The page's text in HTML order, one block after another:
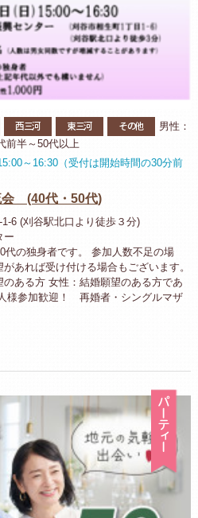
西三河 東三河 その他
男性：
前半～50代以上
～16:30（受付は開始時間の30分前
会 (40代・50代)
6 (刈谷駅北口より徒歩３分)
ー
代の独身者です。 参加人数不足の場
あれば受け付ける場合もございます。
ある方 女性：結婚願望のある方であ
様参加歓迎！ 再婚者・シングルマザ
パ